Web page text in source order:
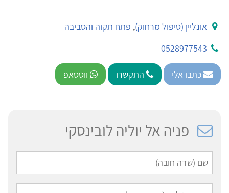
אונליין (טיפול מרחוק), פתח תקוה והסביבה
0528977543
כתבו אלי התקשרו ווטסאפ
פניה אל יוליה לובינסקי